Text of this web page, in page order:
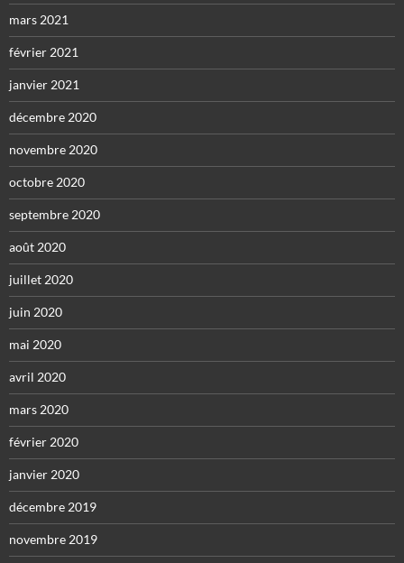
mars 2021
février 2021
janvier 2021
décembre 2020
novembre 2020
octobre 2020
septembre 2020
août 2020
juillet 2020
juin 2020
mai 2020
avril 2020
mars 2020
février 2020
janvier 2020
décembre 2019
novembre 2019